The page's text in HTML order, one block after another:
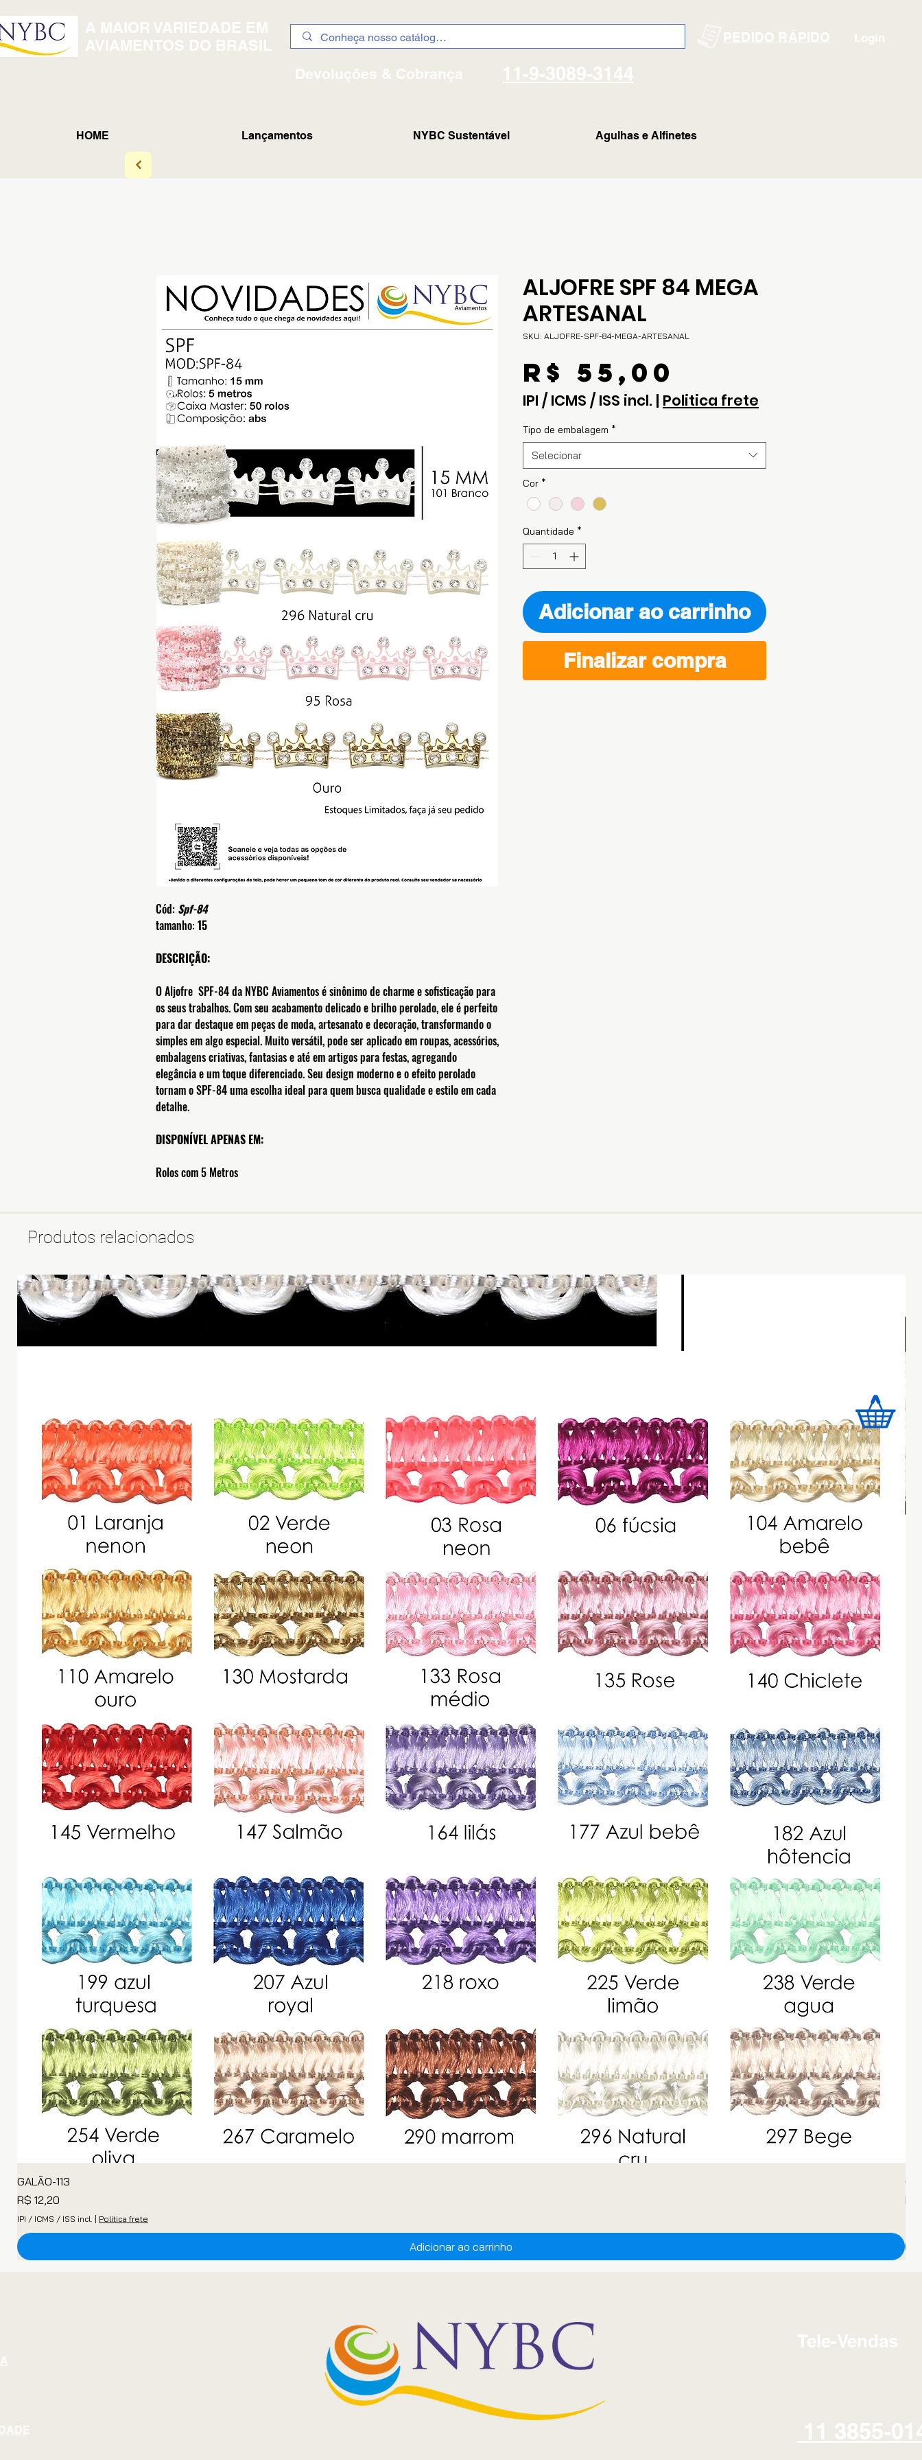
A MAIOR VARIEDADE EM
AVIAMENTOS DO BRASIL
PEDIDO RÁPIDO Login
Devoluções & Cobrança 11-9-3089-3144
Cód: Spf-84
tamanho:15
DESCRIÇÃO:
O Aljofre SPF-84 da NYBC Aviamentos é sinônimo de charme e sofisticação para
os seus trabalhos. Com seu acabamento delicado e brilho perolado, ele é perfeito
para dar destaque em peças de moda, artesanato e decoração, transformando o
simples em algo especial. Muito versátil, pode ser aplicado em roupas, acessórios,
embalagens criativas, fantasias e até em artigos para festas, agregando
elegância e um toque diferenciado. Seu design moderno e o efeito perolado
tornam o SPF-84 uma escolha ideal para quem busca qualidade e estilo em cada
detalhe.
DISPONÍVEL APENAS EM:
Rolos com 5 Metros
ALJOFRE SPF 84 MEGA
ARTESANAL
SKU: ALJOFRE-SPF-84-MEGA-ARTESANAL
R$ 55,00
IPI / ICMS / ISS incl. | Politica frete
Tipo de embalagem *
Selecionar
Cor *
Quantidade *
Adicionar ao carrinho
Finalizar compra
Produtos relacionados
GALÃO-113
Preço
R$ 12,20
IPI / ICMS / ISS incl. | Politica frete
Adicionar ao carrinho
R$
HOME Lançamentos NYBC Sustentável Agulhas e Alfinetes
Tele-Vendas
11 3855-